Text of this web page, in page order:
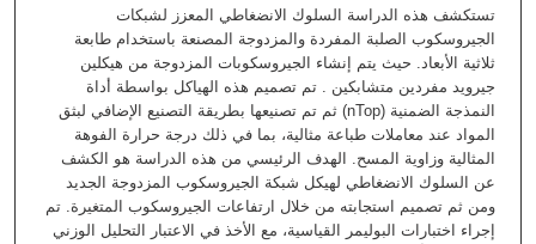
تستكشف هذه الدراسة السلوك الانضغاطي المعزز لشبكات
الجيروسكوب الصلبة المفردة والمزدوجة المصنعة باستخدام طابعة
ثلاثية الأبعاد. حيث يتم إنشاء الجيروسكوبات المزدوجة من هيكلين
جيرويد مفردين متشابكين . تم تصميم هذه الهياكل بواسطة أداة
النمذجة الضمنية (nTop) ثم تم تصنيعها بطريقة التصنيع الإضافي لبثق
المواد عند معاملات طباعة مثالية، بما في ذلك درجة حرارة الفوهة
المثالية وزاوية المسح. الهدف الرئيسي من هذه الدراسة هو الكشف
عن السلوك الانضغاطي لهيكل شبكة الجيروسكوب المزدوجة الجديد
ومن ثم تصميم استجابته من خلال ارتفاعات الجيروسكوب المتغيرة. تم
إجراء اختبارات البوليمر القياسية، مع الأخذ في الاعتبار التحليل الوزني